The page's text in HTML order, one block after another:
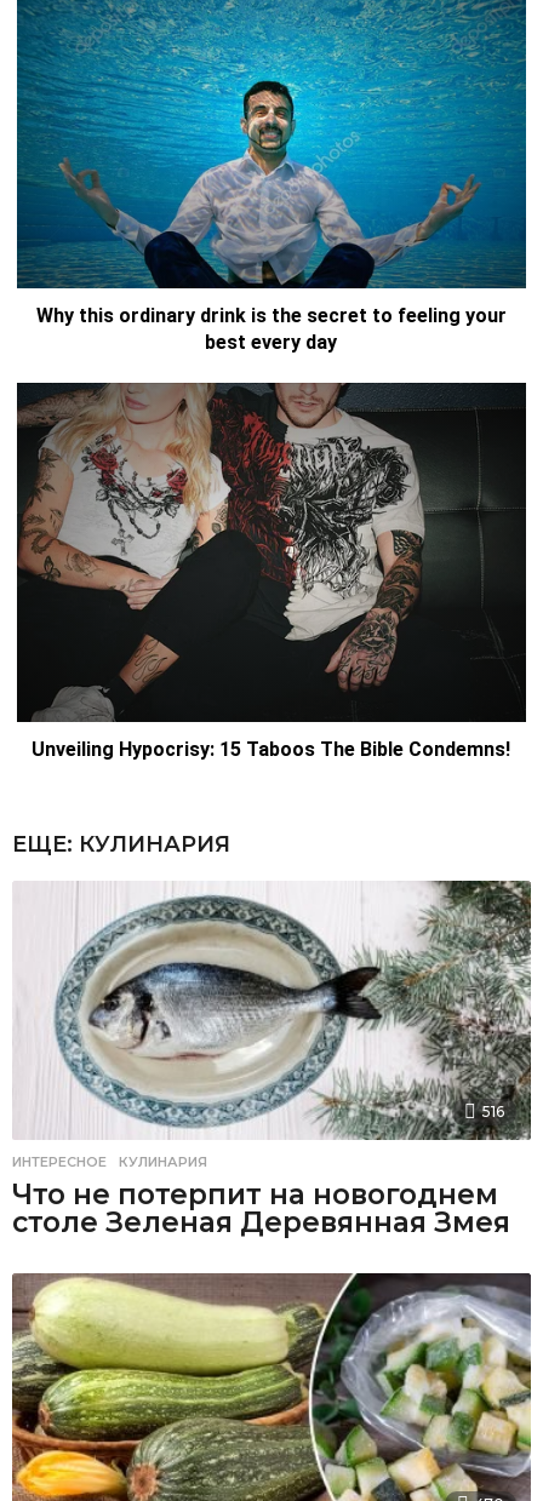
ЕЩЕ: КУЛИНАРИЯ
516
ИНТЕРЕСНОЕ ,КУЛИНАРИЯ
Что не потерпит на новогоднем
столе Зеленая Деревянная Змея